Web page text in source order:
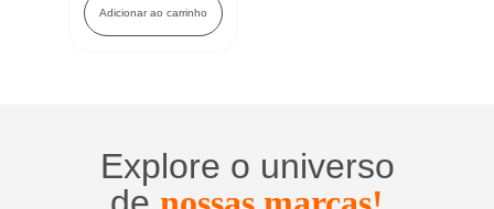
Adicionar ao carrinho
Explore o universo